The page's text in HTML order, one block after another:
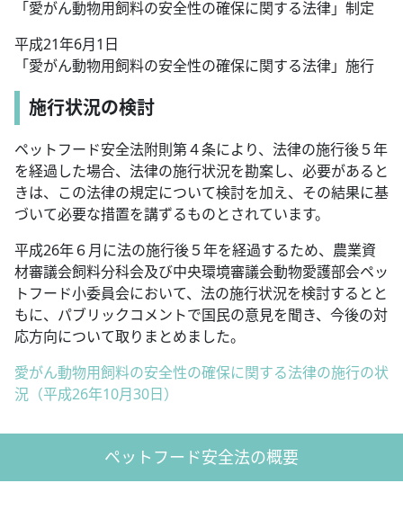
「愛がん動物用飼料の安全性の確保に関する法律」制定
平成21年6月1日
「愛がん動物用飼料の安全性の確保に関する法律」施行
施行状況の検討
ペットフード安全法附則第４条により、法律の施行後５年
を経過した場合、法律の施行状況を勘案し、必要があると
きは、この法律の規定について検討を加え、その結果に基
づいて必要な措置を講ずるものとされています。
平成26年６月に法の施行後５年を経過するため、農業資
材審議会飼料分科会及び中央環境審議会動物愛護部会ペッ
トフード小委員会において、法の施行状況を検討するとと
もに、パブリックコメントで国民の意見を聞き、今後の対
応方向について取りまとめました。
愛がん動物用飼料の安全性の確保に関する法律の施行の状
況（平成26年10月30日）
ペットフード安全法の概要